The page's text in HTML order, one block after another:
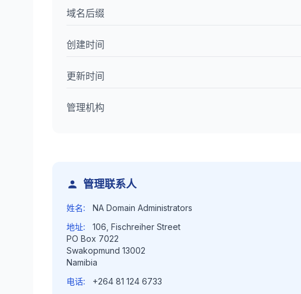
域名后缀
创建时间
更新时间
管理机构
管理联系人
姓名:
NA Domain Administrators
地址:
106, Fischreiher Street
PO Box 7022
Swakopmund 13002
Namibia
电话:
+264 81 124 6733